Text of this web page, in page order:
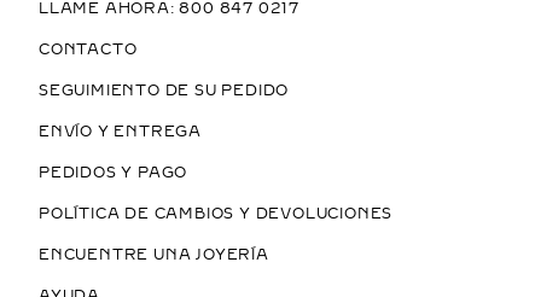
LLAME AHORA: 800 847 0217
CONTACTO
SEGUIMIENTO DE SU PEDIDO
ENVÍO Y ENTREGA
PEDIDOS Y PAGO
POLÍTICA DE CAMBIOS Y DEVOLUCIONES
ENCUENTRE UNA JOYERÍA